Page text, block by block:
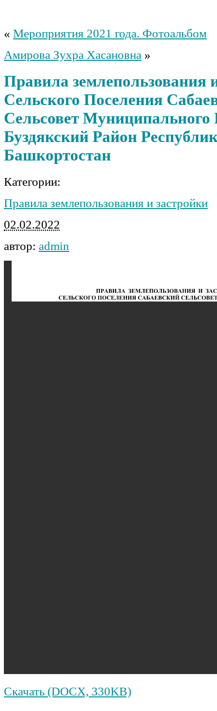
« Мероприятия 2021 года. Фотоальбом
Амирова Зухра Хасановна »
Правила землепользования
Сельского Поселения
Сельсовет Муниципального
Буздякский Район
Башкортостан
Категории:
Правила землепользования и застройки
02.02.2022
автор: admin
Скачать (DOCX, 330KB)